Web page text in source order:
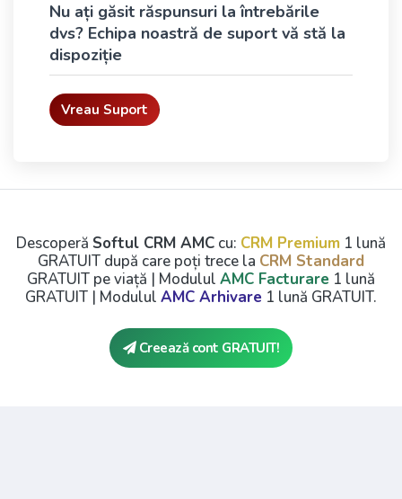
Nu ați găsit răspunsuri la întrebările
dvs? Echipa noastră de suport vă stă la
dispoziție
Vreau Suport
Descoperă Softul CRM AMC cu: CRM Premium 1 lună
GRATUIT după care poți trece la CRM Standard
GRATUIT pe viață | Modulul AMC Facturare 1 lună
GRATUIT | Modulul AMC Arhivare 1 lună GRATUIT.
Creează cont GRATUIT!